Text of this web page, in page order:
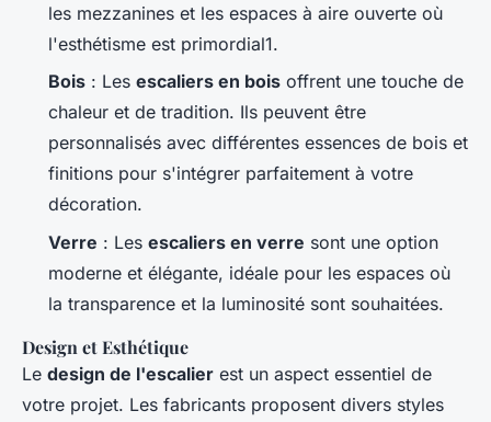
les mezzanines et les espaces à aire ouverte où
l'esthétisme est primordial1.
Bois : Les escaliers en bois offrent une touche de
chaleur et de tradition. Ils peuvent être
personnalisés avec différentes essences de bois et
finitions pour s'intégrer parfaitement à votre
décoration.
Verre : Les escaliers en verre sont une option
moderne et élégante, idéale pour les espaces où
la transparence et la luminosité sont souhaitées.
Design et Esthétique
Le design de l'escalier est un aspect essentiel de
votre projet. Les fabricants proposent divers styles